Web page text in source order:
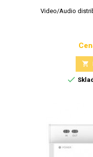
Video/Audio

